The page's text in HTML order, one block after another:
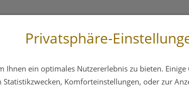
Hautpflege Familie
Privatsphäre-
Ihnen ein optimales Nutzererlebnis zu bieten.
Komforteinstellungen, oder zur